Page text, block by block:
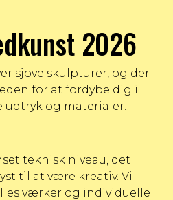
2026
sjove skulpturer, og der
for at fordybe dig i
og materialer.
teknisk niveau, det
til at være kreativ. Vi
værker og individuelle